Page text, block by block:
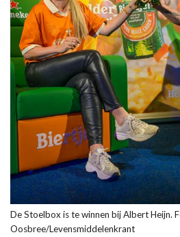
De Stoelbox is te winnen bij Albert Heijn.
Oosbree/Levensmiddelenkrant